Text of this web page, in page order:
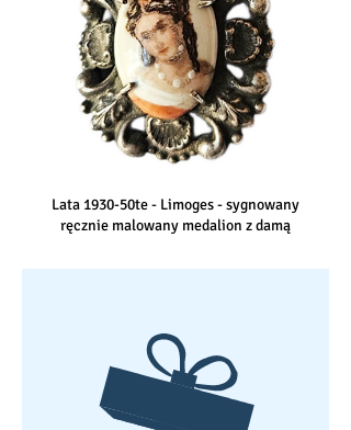
Lata 1930-50te - Limoges - sygnowany
ręcznie malowany medalion z damą